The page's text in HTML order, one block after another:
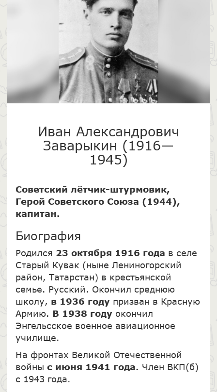
Иван Александрович
Заварыкин (1916—
1945)
Советский лётчик-штурмовик,
Герой Советского Союза (1944),
капитан.
Биография
Родился 23 октября 1916 года в селе
Старый Кувак (ныне Лениногорский
район, Татарстан) в крестьянской
семье. Русский. Окончил среднюю
школу, в 1936 годупризван в Красную
Армию. В 1938 годуокончил
Энгельсское военное авиационное
училище.
На фронтах Великой Отечественной
войны с июня 1941 года. Член ВКП(б)
с 1943 года.